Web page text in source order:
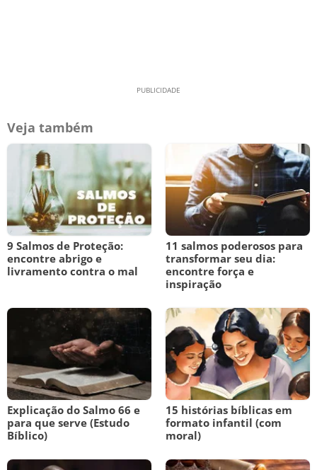
Veja também
9 Salmos de Proteção:
encontre abrigo e
livramento contra o mal
11 salmos poderosos para
transformar seu dia:
encontre força e
inspiração
Explicação do Salmo 66 e
para que serve (Estudo
Bíblico)
15 histórias bíblicas em
formato infantil (com
moral)